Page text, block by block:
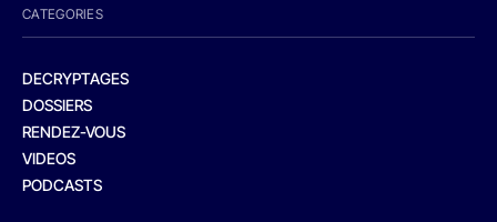
CATEGORIES
DECRYPTAGES
DOSSIERS
RENDEZ-VOUS
VIDEOS
PODCASTS